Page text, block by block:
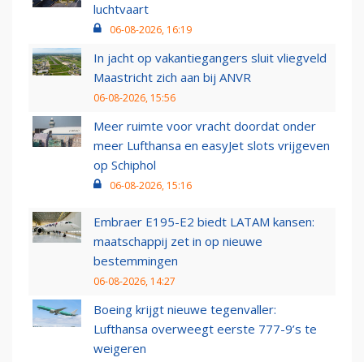
luchtvaart
06-08-2026, 16:19
In jacht op vakantiegangers sluit vliegveld
Maastricht zich aan bij ANVR
06-08-2026, 15:56
Meer ruimte voor vracht doordat onder
meer Lufthansa en easyJet slots vrijgeven
op Schiphol
06-08-2026, 15:16
Embraer E195-E2 biedt LATAM kansen:
maatschappij zet in op nieuwe
bestemmingen
06-08-2026, 14:27
Boeing krijgt nieuwe tegenvaller:
Lufthansa overweegt eerste 777-9’s te
weigeren